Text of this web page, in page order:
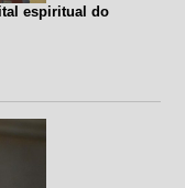
espiritual do